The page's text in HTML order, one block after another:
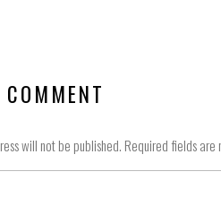
will not be published. Required fields are